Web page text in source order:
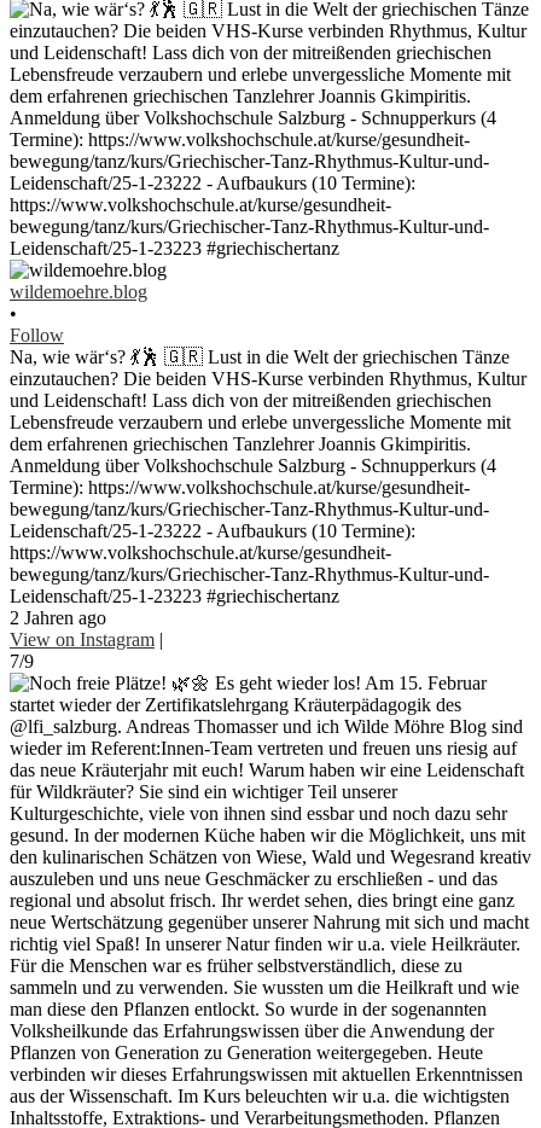
wildemoehre.blog
•
Follow
Na, wie wär‘s? 💃🕺 🇬🇷 Lust in die Welt der griechischen Tänze
einzutauchen? Die beiden VHS-Kurse verbinden Rhythmus, Kultur
und Leidenschaft! Lass dich von der mitreißenden griechischen
Lebensfreude verzaubern und erlebe unvergessliche Momente mit
dem erfahrenen griechischen Tanzlehrer Joannis Gkimpiritis.
Anmeldung über Volkshochschule Salzburg - Schnupperkurs (4
Termine): https://www.volkshochschule.at/kurse/gesundheit-
bewegung/tanz/kurs/Griechischer-Tanz-Rhythmus-Kultur-und-
Leidenschaft/25-1-23222 - Aufbaukurs (10 Termine):
https://www.volkshochschule.at/kurse/gesundheit-
bewegung/tanz/kurs/Griechischer-Tanz-Rhythmus-Kultur-und-
Leidenschaft/25-1-23223 #griechischertanz
2 Jahren ago
View on Instagram |
7/9